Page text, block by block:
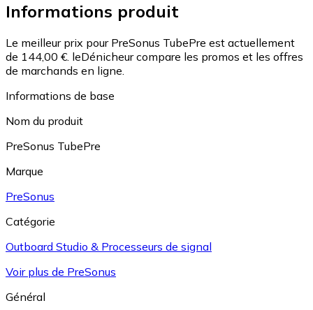
Informations produit
Le meilleur prix pour PreSonus TubePre est actuellement
de 144,00 €. leDénicheur compare les promos et les offres
de marchands en ligne.
Informations de base
Nom du produit
PreSonus TubePre
Marque
PreSonus
Catégorie
Outboard Studio & Processeurs de signal
Voir plus de PreSonus
Général